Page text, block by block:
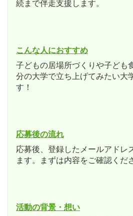
続まで伴走支援します。
こんな人におすすめ
子どもの居場所づくりや子ども
分の大学で立ち上げてみたい大
す！
応募後の流れ
応募後、登録したメールアドレ
ます。まずは内容をご確認くだ
活動の背景・想い